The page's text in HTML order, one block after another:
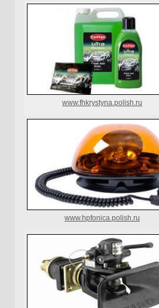
www.fhkrystyna.polish.ru
www.hpfonica.polish.ru